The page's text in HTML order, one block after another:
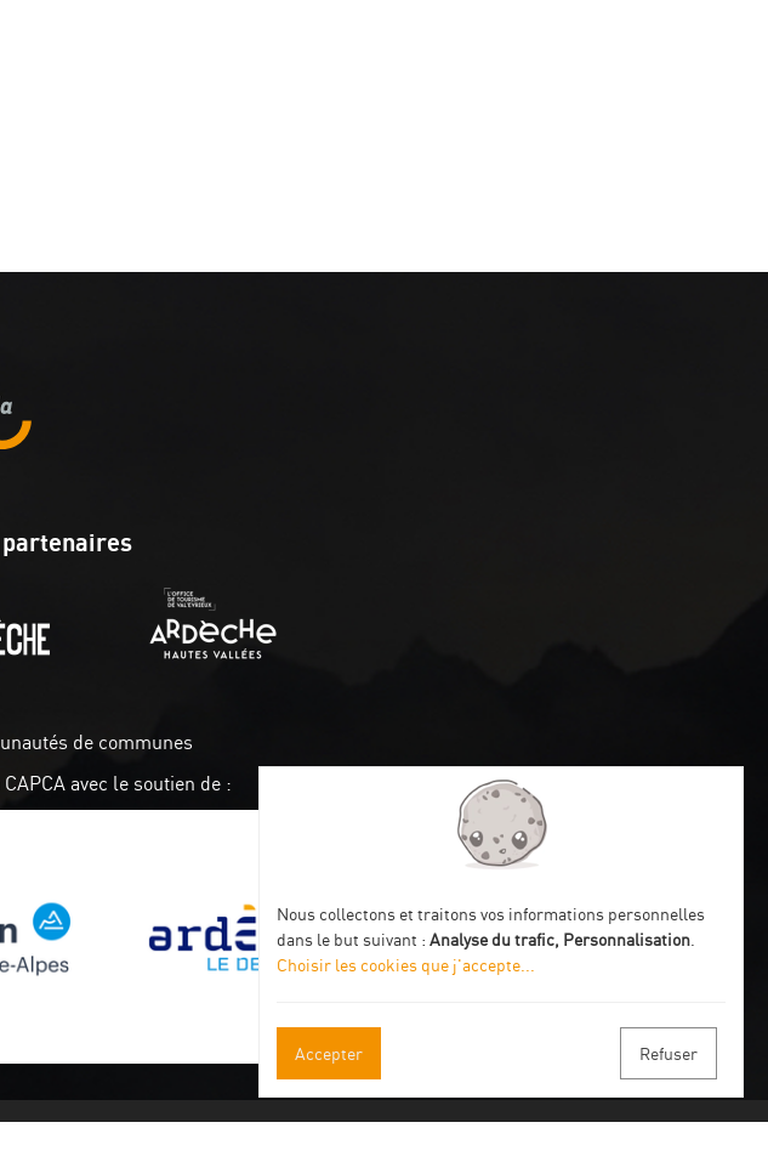
de communes
avec le soutien de :
Nous collectons et traitons vos informations personnelles
dans le but suivant : Analyse du trafic, Personnalisation
Choisir les cookies que j'accepte
Accepter Refuser